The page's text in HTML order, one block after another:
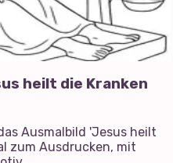
heilt die Kranken
Ausmalbild 'Jesus heilt
zum Ausdrucken, mit